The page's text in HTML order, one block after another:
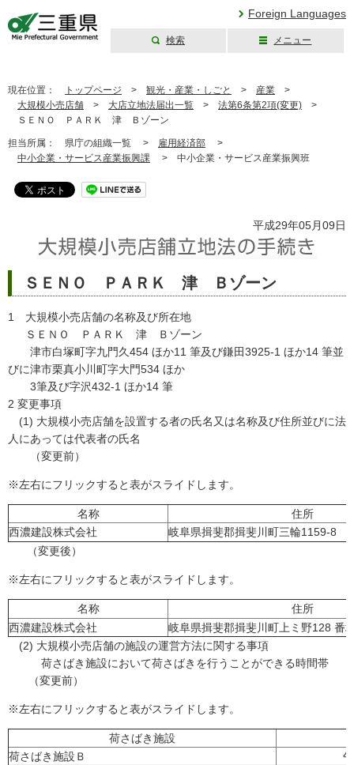
Foreign Languages
検索 メニュー
現在位置： トップページ > 観光・産業・しごと > 産業 >
大規模小売店舗 > 大店立地法届出一覧 > 法第6条第2項(変更) >
ＳＥＮＯ ＰＡＲＫ 津 Ｂゾーン
担当所属： 県庁の組織一覧 > 雇用経済部 >
中小企業・サービス産業振興課 > 中小企業・サービス産業振興班
平成29年05月09日
ＳＥＮＯ ＰＡＲＫ 津 Ｂゾーン
1 大規模小売店舗の名称及び所在地
ＳＥＮＯ ＰＡＲＫ 津 Ｂゾーン
津市白塚町字九門久454 ほか11 筆及び鎌田3925-1 ほか14 筆並
びに津市栗真小川町字大門534 ほか
3筆及び字沢432-1 ほか14 筆
2 変更事項
(1) 大規模小売店舗を設置する者の氏名又は名称及び住所並びに法
人にあっては代表者の氏名
（変更前）
※左右にフリックすると表がスライドします。
名称
住所
西濃建設株式会社
岐阜県揖斐郡揖斐川町三輪1159-8
（変更後）
※左右にフリックすると表がスライドします。
名称
住所
西濃建設株式会社
岐阜県揖斐郡揖斐川町上ミ野128 番
(2) 大規模小売店舗の施設の運営方法に関する事項
荷さばき施設において荷さばきを行うことができる時間帯
（変更前）
※左右にフリックすると表がスライドします。
荷さばき施設
荷さばき施設Ｂ